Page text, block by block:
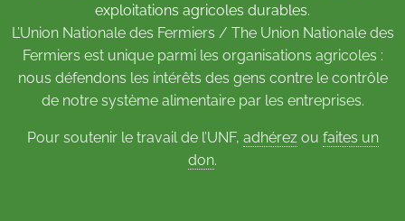
exploitations agricoles durables.
L’Union Nationale des Fermiers / The Union Nationale des
Fermiers est unique parmi les organisations agricoles :
nous défendons les intérêts des gens contre le contrôle
de notre système alimentaire par les entreprises.
Pour soutenir le travail de l’UNF, adhérezou faites un
don.